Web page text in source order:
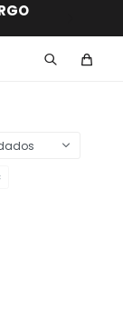
en compras